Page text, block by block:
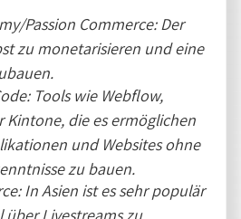
Passion Commerce: Der
zu monetarisieren und eine
Tools wie Webflow,
Kintone, die es ermöglichen
und Websites ohne
zu bauen.
In Asien ist es sehr populär